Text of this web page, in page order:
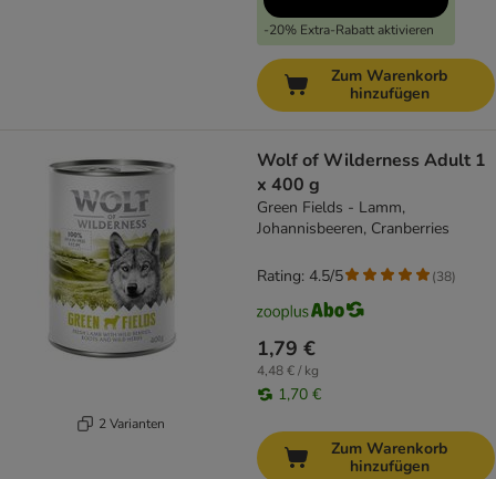
-20% Extra-Rabatt aktivieren
Zum Warenkorb
hinzufügen
2 Varianten
Wolf of Wilderness Adult 1
x 400 g
Green Fields - Lamm,
Johannisbeeren, Cranberries
1,79 €
4,48 € / kg
1,70 €
Rating: 4.5/5 (38)
Zum Warenkorb
hinzufügen